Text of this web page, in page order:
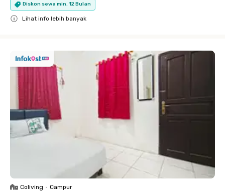
Diskon sewa min. 12 Bulan
Lihat info lebih banyak
Coliving • Campur